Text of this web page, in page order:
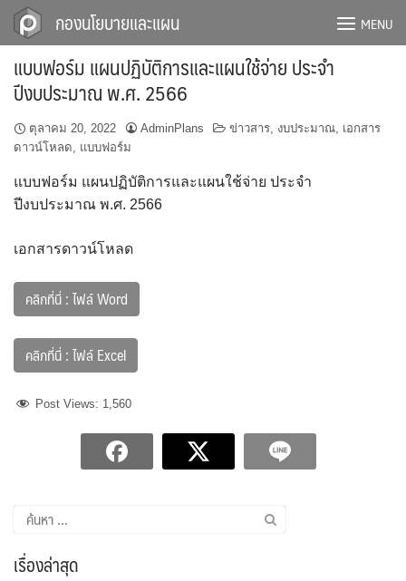
Skip
กองนโยบายและแผน MENU
แบบฟอร์ม แผนปฏิบัติการและแผนใช้จ่าย ประจำ
ปีงบประมาณ พ.ศ. 2566
ตุลาคม 20, 2022 AdminPlans ข่าวสาร, งบประมาณ, เอกสาร
ดาวน์โหลด, แบบฟอร์ม
แบบฟอร์ม แผนปฏิบัติการและแผนใช้จ่าย ประจำ
ปีงบประมาณ พ.ศ. 2566
เอกสารดาวน์โหลด
คลิกที่นี่ : ไฟล์ Word
คลิกที่นี่ : ไฟล์ Excel
Post Views: 1,560
ค้นหา
สำหรับ:
เรื่องล่าสุด